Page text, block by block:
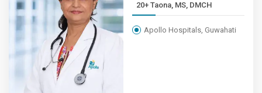
20+ Taona, MS, DMCH
Apollo Hospitals, Guwahati